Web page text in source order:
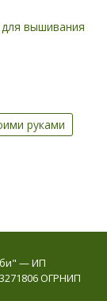
вышивания
руками
— ИП
ОГРНИП